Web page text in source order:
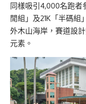
同樣吸引4,000名跑者
閒組」及21K「半碼
外木山海岸，賽道設
元素。